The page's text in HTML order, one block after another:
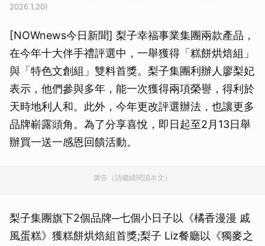
2026.1.20)
[NOWnews今日新聞] 梨子幸福事業集團兩款產品，
在今年十大伴手禮評選中，一舉獲得「糕餅烘焙組」
與「特色文創組」雙料首獎。梨子集團利辦人廖梨妃
表示，他們參與多年，能一次獲得兩項榮譽，得利於
天時地利人和。此外，今年更改評選辦法，也讓更多
品牌嶄露頭角。為了分享喜悅，即日起至2月13日舉
辦買一送一感恩回饋活動。
廣告（請繼續閱讀本文）
梨子集團旗下2個品牌─七個小日子以《橘香漫漫 戚
風蛋糕》獲糕餅烘焙組首獎;梨子 Liz餐廳以《獨麥之